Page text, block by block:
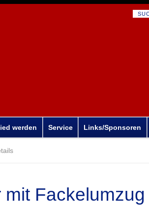
werden Service Links/Sponsoren
mit Fackelumzug